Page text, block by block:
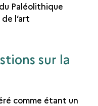
Paléolithique
l’art
sur la
comme étant un